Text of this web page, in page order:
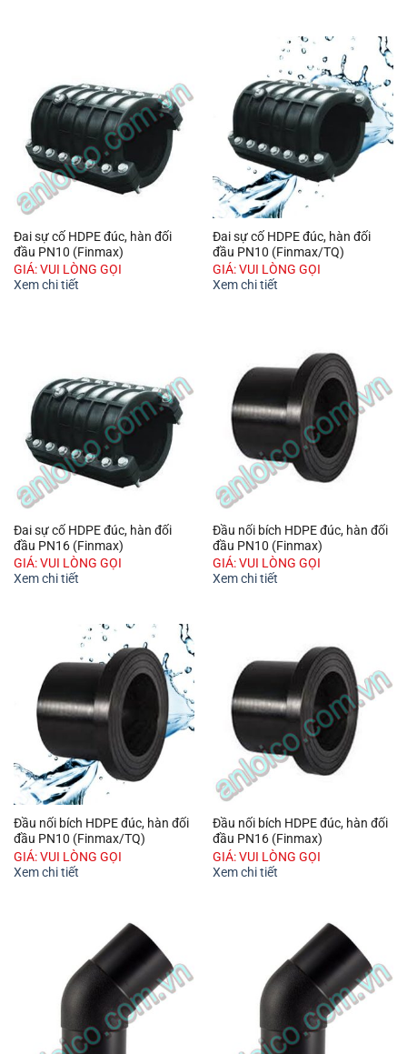
Đai sự cố HDPE đúc, hàn đối
đầu PN10 (Finmax)
GIÁ: VUI LÒNG GỌI
Xem chi tiết
Đai sự cố HDPE đúc, hàn đối
đầu PN10 (Finmax/TQ)
GIÁ: VUI LÒNG GỌI
Xem chi tiết
Đai sự cố HDPE đúc, hàn đối
đầu PN16 (Finmax)
GIÁ: VUI LÒNG GỌI
Xem chi tiết
Đầu nối bích HDPE đúc, hàn đối
đầu PN10 (Finmax)
GIÁ: VUI LÒNG GỌI
Xem chi tiết
Đầu nối bích HDPE đúc, hàn đối
đầu PN10 (Finmax/TQ)
GIÁ: VUI LÒNG GỌI
Xem chi tiết
Đầu nối bích HDPE đúc, hàn đối
đầu PN16 (Finmax)
GIÁ: VUI LÒNG GỌI
Xem chi tiết